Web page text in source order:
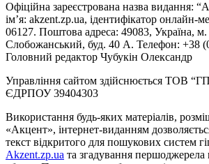
Офіційна зареєстрована назва видання:
ім’я: akzent.zp.ua, ідентифікатор онлайн-
06127. Поштова адреса: 49083, Україна,
Слобожанський, буд. 40 А. Телефон: +38
Головний редактор Чубукін Олександр
Управління сайтом здійснюється ТОВ
ЄДРПОУ 39404303
Використання будь-яких матеріалів,
«Акцент», інтернет-виданням
текст відкритого для пошукових систем
Akzent.zp.ua та згадування